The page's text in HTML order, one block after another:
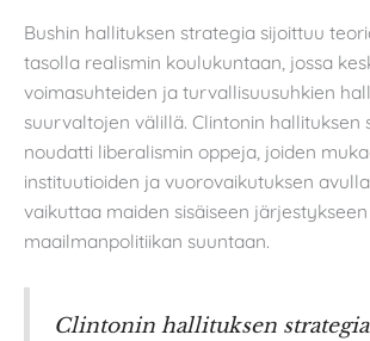
Bushin hallituksen strategia sijoittuu
tasolla realismin koulukuntaan, jossa
voimasuhteiden ja turvallisuusuhkien
suurvaltojen välillä. Clintonin hallituksen
noudatti liberalismin oppeja, joiden
instituutioiden ja vuorovaikutuksen
vaikuttaa maiden sisäiseen
maailmanpolitiikan suuntaan.
Clintonin hallituksen